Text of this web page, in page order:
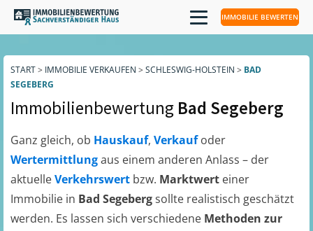
IMMOBILIE BEWERTEN
START> IMMOBILIE VERKAUFEN > SCHLESWIG-HOLSTEIN > BAD
SEGEBERG
Immobilienbewertung Bad Segeberg
Ganz gleich, ob Hauskauf, Verkaufoder
Wertermittlungaus einem anderen Anlass – der
aktuelleVerkehrswert bzw. Marktwert einer
Immobilie in Bad Segebergsollte realistisch geschätzt
werden. Es lassen sich verschiedene Methoden zur